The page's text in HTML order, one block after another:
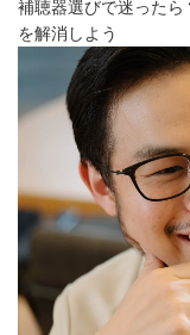
補聴器選びで迷った
を解消しよう